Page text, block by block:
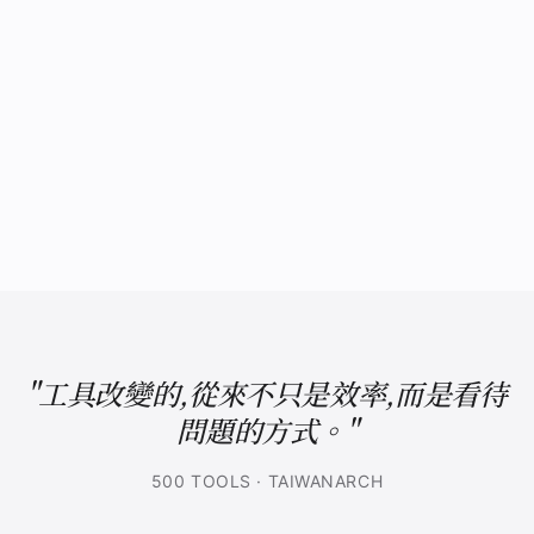
"工具改變的,從來不只是效率,而是看待
問題的方式。"
500 TOOLS · TAIWANARCH